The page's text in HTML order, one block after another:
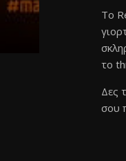
Το
το
Δες
σου